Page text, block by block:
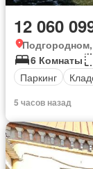
12 060
6 Комнаты
Паркинг
5 часов назад